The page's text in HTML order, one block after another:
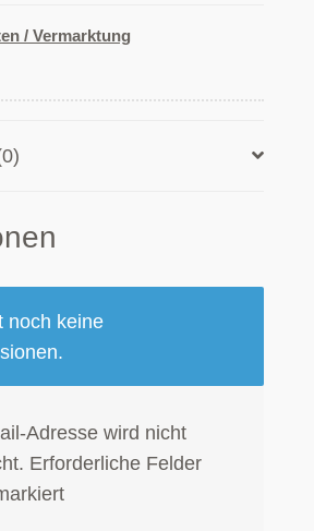
/ Vermarktung
noch keine
Adresse wird nicht
Erforderliche Felder